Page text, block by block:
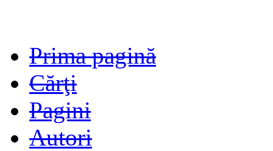
Prima pagină
Cărţi
Pagini
Autori